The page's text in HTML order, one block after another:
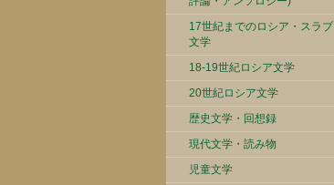
17世紀までのロシア・スラブ
文学
18-19世紀ロシア文学
20世紀ロシア文学
歴史文学・回想録
現代文学・読み物
児童文学